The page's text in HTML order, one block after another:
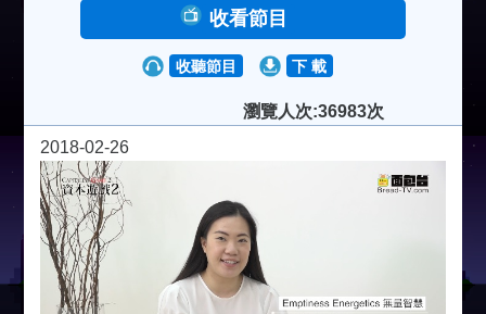
收看節目
收聽節目 下 載
瀏覽人次:36983次
2018-02-26